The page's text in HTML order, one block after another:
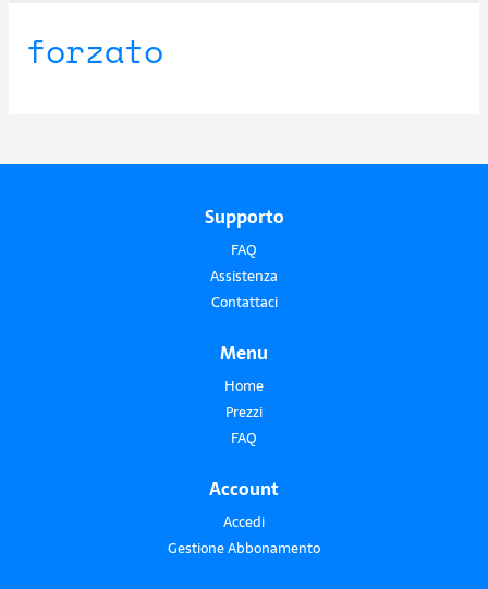
forzato
Supporto
FAQ
Assistenza
Contattaci
Menu
Home
Prezzi
FAQ
Account
Accedi
Gestione Abbonamento